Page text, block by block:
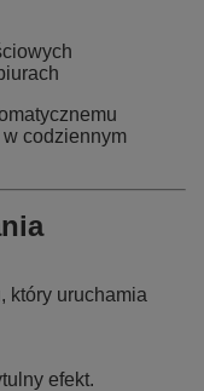
codziennym
który uruchamia
efekt.